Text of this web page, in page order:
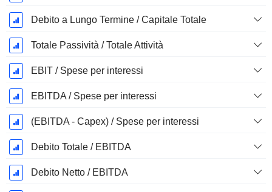
Debito a Lungo Termine / Capitale Totale
Totale Passività / Totale Attività
EBIT / Spese per interessi
EBITDA / Spese per interessi
(EBITDA - Capex) / Spese per interessi
Debito Totale / EBITDA
Debito Netto / EBITDA